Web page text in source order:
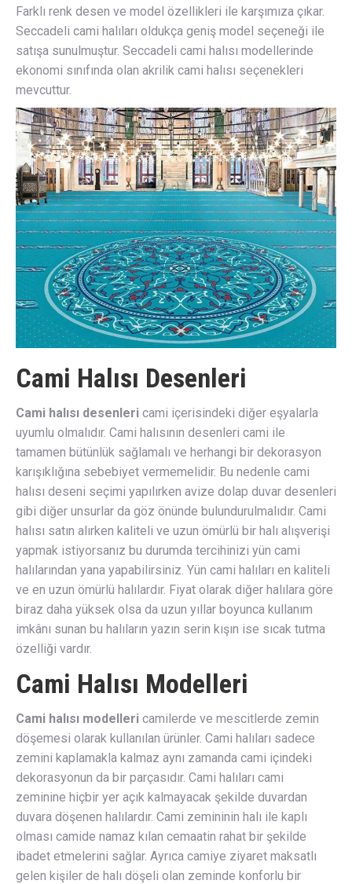
Farklı renk desen ve model özellikleri ile karşımıza çıkar.
Seccadeli cami halıları oldukça geniş model seçeneği ile
satışa sunulmuştur. Seccadeli cami halısı modellerinde
ekonomi sınıfında olan akrilik cami halısı seçenekleri
mevcuttur.
Cami Halısı Desenleri
Cami halısı desenleri cami içerisindeki diğer eşyalarla
uyumlu olmalıdır. Cami halısının desenleri cami ile
tamamen bütünlük sağlamalı ve herhangi bir dekorasyon
karışıklığına sebebiyet vermemelidir. Bu nedenle cami
halısı deseni seçimi yapılırken avize dolap duvar desenleri
gibi diğer unsurlar da göz önünde bulundurulmalıdır. Cami
halısı satın alırken kaliteli ve uzun ömürlü bir halı alışverişi
yapmak istiyorsanız bu durumda tercihinizi yün cami
halılarından yana yapabilirsiniz. Yün cami halıları en kaliteli
ve en uzun ömürlü halılardır. Fiyat olarak diğer halılara göre
biraz daha yüksek olsa da uzun yıllar boyunca kullanım
imkânı sunan bu halıların yazın serin kışın ise sıcak tutma
özelliği vardır.
Cami Halısı Modelleri
Cami halısı modelleri camilerde ve mescitlerde zemin
döşemesi olarak kullanılan ürünler. Cami halıları sadece
zemini kaplamakla kalmaz aynı zamanda cami içindeki
dekorasyonun da bir parçasıdır. Cami halıları cami
zeminine hiçbir yer açık kalmayacak şekilde duvardan
duvara döşenen halılardır. Cami zemininin halı ile kaplı
olması camide namaz kılan cemaatin rahat bir şekilde
ibadet etmelerini sağlar. Ayrıca camiye ziyaret maksatlı
gelen kişiler de halı döşeli olan zeminde konforlu bir